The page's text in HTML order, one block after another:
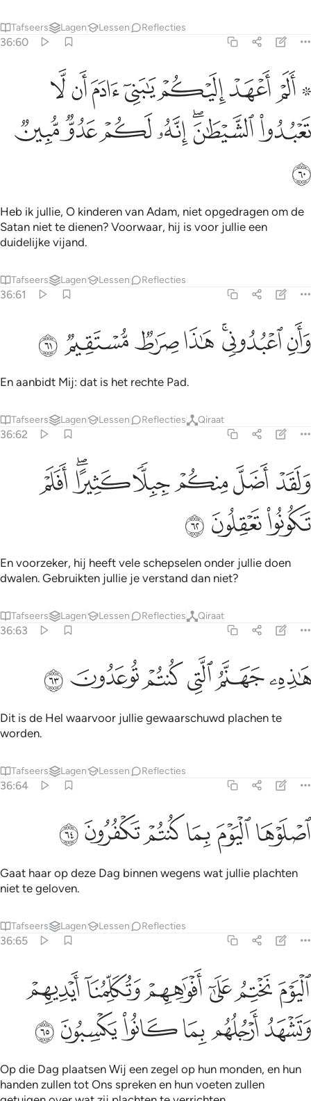
Tafseers Lagen Lessen Reflecties
36:60
۞ الم اعهد اليكم يا بني ادم ان لا تعبدوا الشيطان انه لكم عدو مبين ٦٠
۞ أَلَمْ أَعْهَدْ إِلَيْكُمْ يَـٰبَنِىٓ ءَادَمَ أَن لَّا تَعْبُدُوا۟ ٱلشَّيْطَـٰنَ ۖ إِنَّهُۥ لَكُمْ
ﱣ ﱤﱥﱦﱧﱨﱩﱪ
ﱫﱬﱭﱮﱯﱰﱱ
ﱲ
Heb ik jullie, O kinderen van Adam, niet opgedragen om de
Satan niet te dienen? Voorwaar, hij is voor jullie een
duidelijke vijand.
Tafseers Lagen Lessen Reflecties
36:61
وان اعبدوني هاذا صراط مستقيم ٦١
وَأَنِ ٱعْبُدُونِى ۚ هَـٰذَا صِرَٰطٌۭ مُّسْتَقِيمٌۭ ٦١
ﱳﱴﱵ ﱶﱷﱸ ﱹ
En aanbidt Mij: dat is het rechte Pad.
Tafseers Lagen Lessen Reflecties Qiraat
36:62
ولقد اضل منكم جبلا كثيرا افلم تكونوا تعقلون ٦٢
وَلَقَدْ أَضَلَّ مِنكُمْ جِبِلًّۭا كَثِيرًا ۖ أَفَلَمْ تَكُونُوا۟ تَعْقِلُونَ ٦٢
ﱺ ﱻﱼﱽﱾﱿﲀ
ﲁﲂﲃ
En voorzeker, hij heeft vele schepselen onder jullie doen
dwalen. Gebruikten jullie je verstand dan niet?
Tafseers Lagen Lessen Reflecties Qiraat
36:63
هاذه جهنم التي كنتم توعدون ٦٣
هَـٰذِهِۦ جَهَنَّمُ ٱلَّتِى كُنتُمْ تُوعَدُونَ ٦٣
ﲄﲅﲆﲇﲈﲉ
Dit is de Hel waarvoor jullie gewaarschuwd plachen te
worden.
Tafseers Lagen Lessen Reflecties
36:64
اصلوها اليوم بما كنتم تكفرون ٦٤
ٱصْلَوْهَا ٱلْيَوْمَ بِمَا كُنتُمْ تَكْفُرُونَ ٦٤
ﲊﲋﲌ ﲍﲎﲏ
Gaat haar op deze Dag binnen wegens wat jullie plachten
niet te geloven.
Tafseers Lagen Lessen Reflecties
36:65
اليوم نختم على افواههم وتكلمنا ايديهم وتشهد ارجلهم بما كانوا يكسبون
ٱلْيَوْمَ نَخْتِمُ عَلَىٰٓ أَفْوَٰهِهِمْ وَتُكَلِّمُنَآ أَيْدِيهِمْ وَتَشْهَدُ أَرْجُلُهُم بِمَا كَانُوا۟
ﲐﲑﲒﲓﲔﲕ
ﲖﲗﲘﲙﲚﲛ
Op die Dag plaatsen Wij een zegel op hun monden, en hun
handen zullen tot Ons spreken en hun voeten zullen